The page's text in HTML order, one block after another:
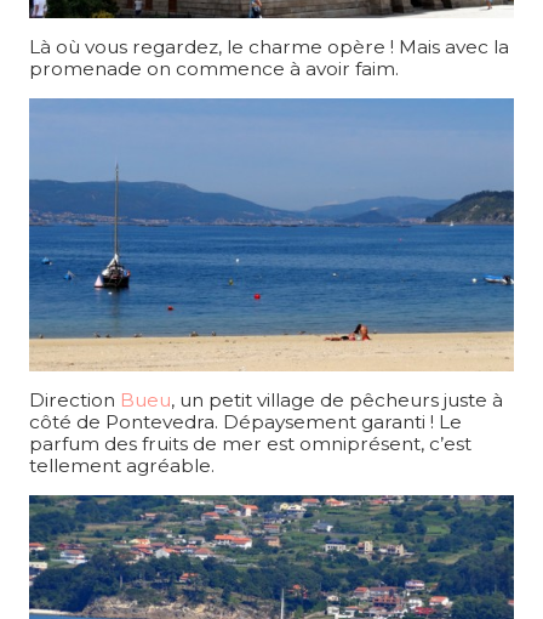
Là où vous regardez, le charme opère ! Mais avec la
promenade on commence à avoir faim.
Direction Bueu, un petit village de pêcheurs juste à
côté de Pontevedra. Dépaysement garanti ! Le
parfum des fruits de mer est omniprésent, c’est
tellement agréable.